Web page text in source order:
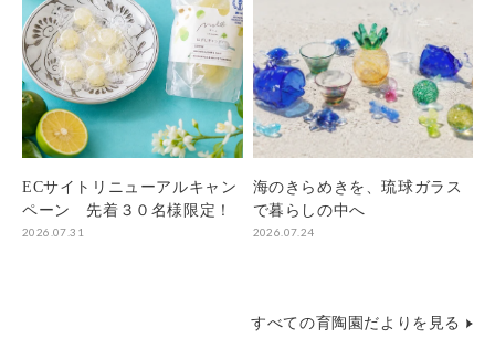
ECサイトリニューアルキャン
ペーン 先着３０名様限定！
2026.07.31
海のきらめきを、琉球ガラス
で暮らしの中へ
2026.07.24
すべての育陶園だよりを見る